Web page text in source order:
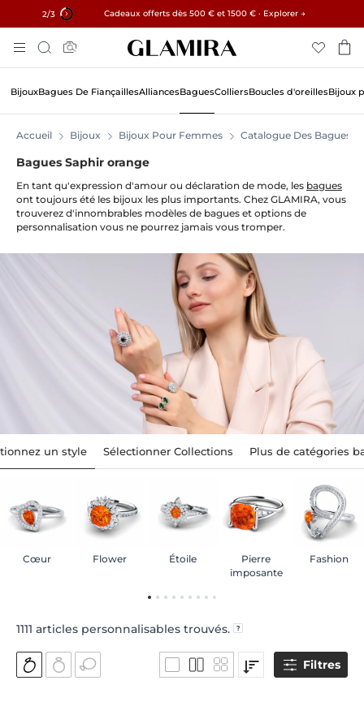
3/3 15% sur toutes les commandes →
Cadeaux offerts dès 500 € et 1500 € · Explorer →
✓ Retours sous 60 jours ✓ Redimensionnement gratuit
Au
Contenu
Rechercher
BijouxBagues De FiançaillesAlliancesBaguesColliersBoucles d'oreillesBijoux
Accueil Bijoux Bijoux Pour Femmes Catalogue Des Bagues
Bagues Saphir orange
En tant qu'expression d'amour ou déclaration de mode, les bagues
ont toujours été les bijoux les plus importants. Chez GLAMIRA, vous
trouverez d'innombrables modèles de bagues et options de
personnalisation vous ne pourrez jamais vous tromper.
un style Sélectionner Collections Plus de catégories
Cœur Flower Étoile
Pierre
imposante
Fashion
1111 articles personnalisables trouvés.
Filtres